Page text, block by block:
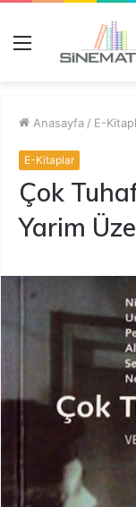
Anasayfa / E-
E-Kitaplar
Çok
Yarim